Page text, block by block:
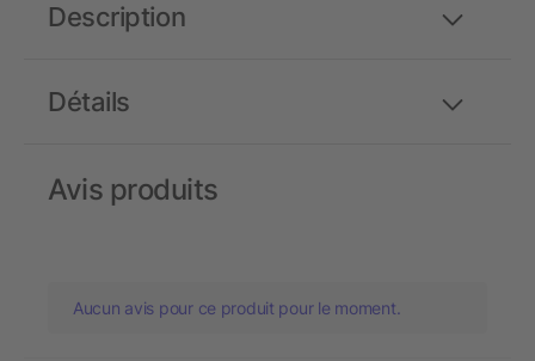
Détails
Description
Avis produits
Aucun avis pour ce produit pour le moment.